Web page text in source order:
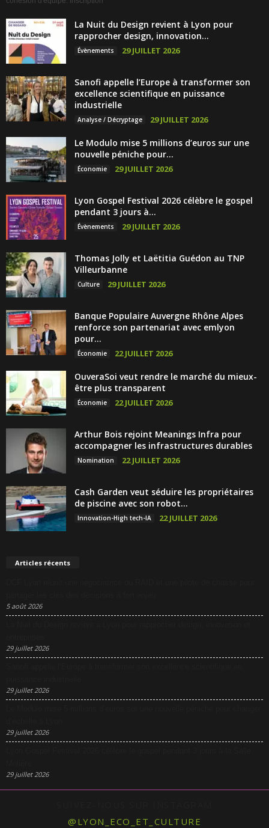
La Nuit du Design revient à Lyon pour
rapprocher design, innovation...
Évènements 29 JUILLET 2026
Sanofi appelle l’Europe à transformer son
excellence scientifique en puissance
industrielle
Analyse / Décryptage 29 JUILLET 2026
Le Modulo mise 5 millions d’euros sur une
nouvelle péniche pour...
Économie 29 JUILLET 2026
Lyon Gospel Festival 2026 célèbre le gospel
pendant 3 jours à...
Évènements 29 JUILLET 2026
Thomas Jolly et Laëtitia Guédon au TNP
Villeurbanne
Culture 29 JUILLET 2026
Banque Populaire Auvergne Rhône Alpes
renforce son partenariat avec emlyon
pour...
Économie 22 JUILLET 2026
OuveraSoi veut rendre le marché du mieux-
être plus transparent
Économie 22 JUILLET 2026
Arthur Bois rejoint Meanings Infra pour
accompagner les infrastructures durables
Nomination 22 JUILLET 2026
Cash Garden veut séduire les propriétaires
de piscine avec son robot...
Innovation-High tech-IA 22 JUILLET 2026
Articles récents
5 août 2026
29 juillet 2026
29 juillet 2026
29 juillet 2026
29 juillet 2026
@LYON_ECO_ET_CULTURE